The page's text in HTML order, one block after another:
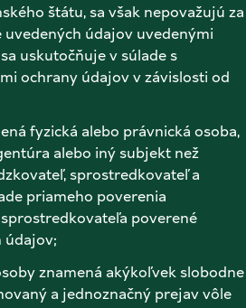
štátu, sa však nepovažujú za
uvedených údajov uvedenými
uskutočňuje v súlade s
ochrany údajov v závislosti od
fyzická alebo právnická osoba,
alebo iný subjekt než
sprostredkovateľ a
priameho poverenia
poverené
údajov;
znamená akýkoľvek slobodne
a jednoznačný prejav vôle